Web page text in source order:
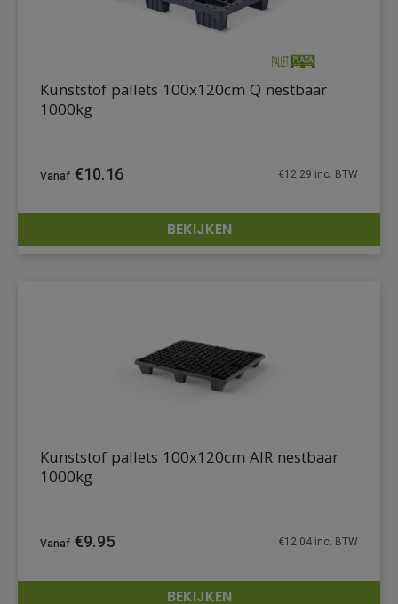
DETAILS
Kunststof pallets 100x120cm Q nestbaar
1000kg
€10.16 €12.29 inc. BTW
BEKIJKEN
Kunststof pallets 100x120cm AIR nestbaar
1000kg
€9.95 €12.04 inc. BTW
BEKIJKEN